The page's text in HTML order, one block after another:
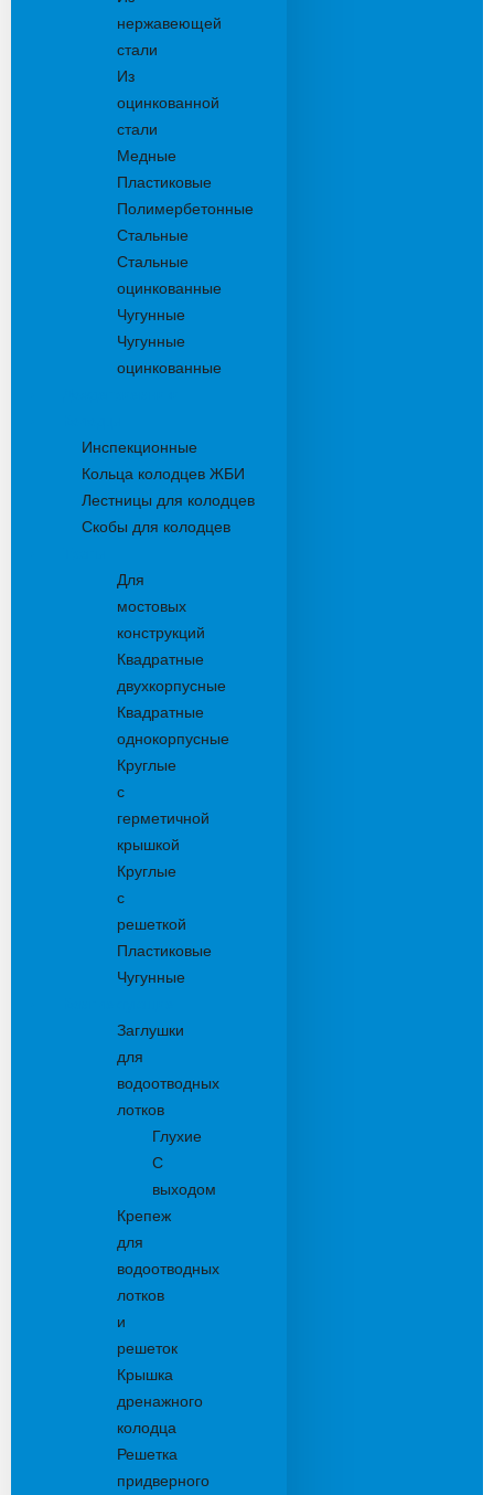
нержавеющей
стали
Из
оцинкованной
стали
Медные
Пластиковые
Полимербетонные
Стальные
Стальные
оцинкованные
Чугунные
Чугунные
оцинкованные
Инспекционные
Кольца колодцев ЖБИ
Лестницы для колодцев
Скобы для колодцев
Для
мостовых
конструкций
Квадратные
двухкорпусные
Квадратные
однокорпусные
Круглые
с
герметичной
крышкой
Круглые
с
решеткой
Пластиковые
Чугунные
Заглушки
для
водоотводных
лотков
Глухие
С
выходом
Крепеж
для
водоотводных
лотков
и
решеток
Крышка
дренажного
колодца
Решетка
придверного